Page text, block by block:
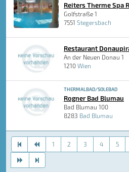
Reiters Therme Spa
Golfstraße 1
7551 Stegersbach
Restaurant
An der Neuen Donau 1
1210 Wien
THERMALBAD/SOLEBAD
Rogner Bad Blumau
Bad Blumau 100
8283 Bad Blumau
1 2 3 4 5